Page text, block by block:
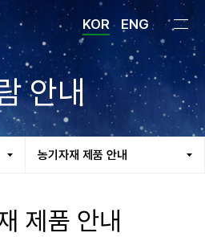
KOR ENG
안내
농기자재 제품 안내
제품 안내